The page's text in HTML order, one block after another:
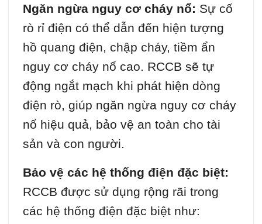
Ngăn ngừa nguy cơ cháy nổ: Sự cố
rò rỉ điện có thể dẫn đến hiện tượng
hồ quang điện, chập cháy, tiềm ẩn
nguy cơ cháy nổ cao. RCCB sẽ tự
động ngắt mạch khi phát hiện dòng
điện rò, giúp ngăn ngừa nguy cơ cháy
nổ hiệu quả, bảo vệ an toàn cho tài
sản và con người.
Bảo vệ các hệ thống điện đặc biệt:
RCCB được sử dụng rộng rãi trong
các hệ thống điện đặc biệt như: